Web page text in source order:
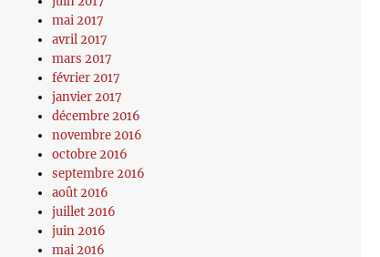
mai 2017
avril 2017
mars 2017
février 2017
janvier 2017
décembre 2016
novembre 2016
octobre 2016
septembre 2016
août 2016
juillet 2016
juin 2016
mai 2016